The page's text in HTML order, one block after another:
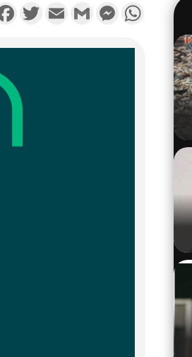
FacebookTwitterEmail Gmail MessengerWhatsApp
Côte d'Ivoire : Après le pari
réussi du 66e anniversaire,